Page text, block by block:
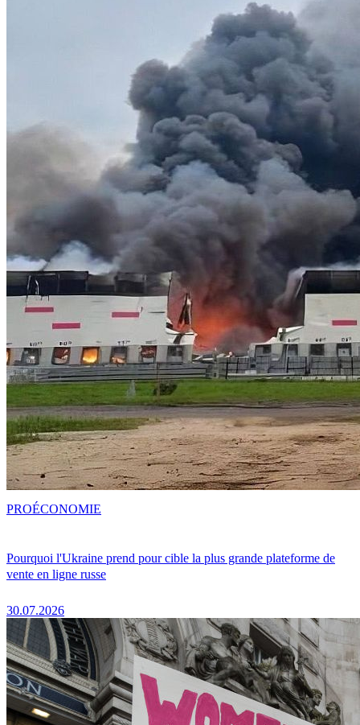
Pourquoi l'Ukraine prend pour cible la plus grande plateforme de
vente en ligne russe
30.07.2026
PROÉCONOMIE